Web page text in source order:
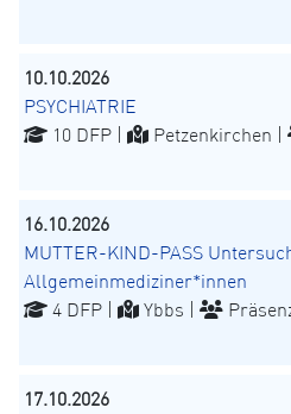
10.10.2026
PSYCHIATRIE
10 DFP |
Petzenkirchen |
16.10.2026
MUTTER-KIND-PASS
Allgemeinmediziner*innen
4 DFP |
Ybbs |
17.10.2026